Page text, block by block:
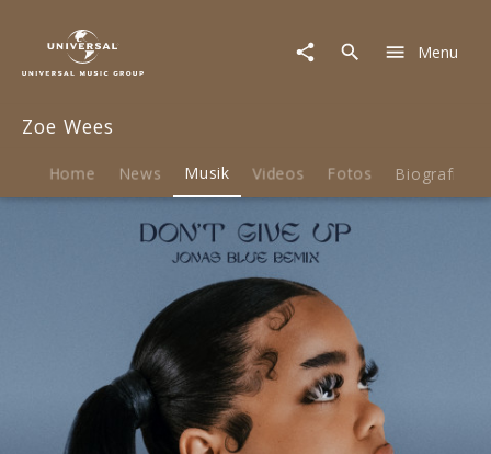
Musik
Don't
(Jonas
Menu
Zoe Wees
Home News Musik Videos Fotos Biografie